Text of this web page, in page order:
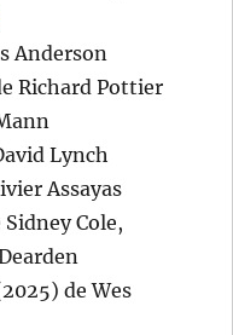
Anderson
Richard Pottier
Lynch
Assayas
Cole,
de Wes